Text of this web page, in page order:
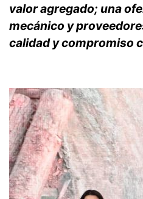
valor agregado; una
mecánico y
calidad y compromiso